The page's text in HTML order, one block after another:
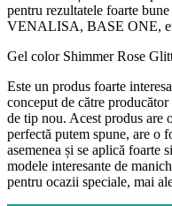
pentru rezultatele foarte
VENALISA, BASE ONE,
Gel color Shimmer Rose
Este un produs foarte
conceput de către
de tip nou. Acest produs are
perfectă putem spune, are o
asemenea și se aplică foarte
modele interesante de
pentru ocazii speciale, mai